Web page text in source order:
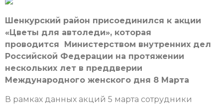
Шенкурский район присоединился к акции
«Цветы для автоледи», которая
проводится Министерством внутренних дел
Российской Федерации на протяжении
нескольких лет в преддверии
Международного женского дня 8 Марта
В рамках данных акций 5 марта сотрудники